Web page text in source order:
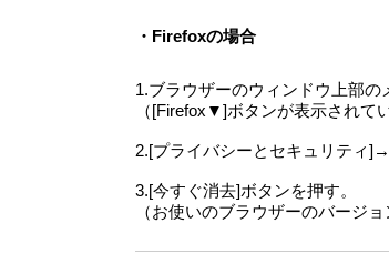
・Firefoxの場合
1.ブラウザーのウィンドウ上部の
（[Firefox▼]ボタンが表示されて
2.[プライバシーとセキュリティ
3.[今すぐ消去]ボタンを押す。
（お使いのブラウザーのバージ